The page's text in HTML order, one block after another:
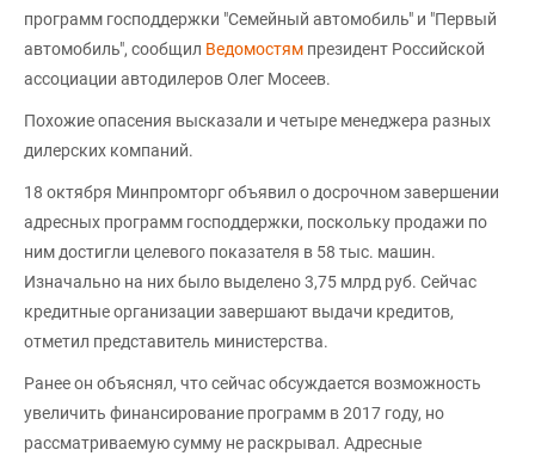
программ господдержки "Семейный автомобиль" и "Первый
автомобиль", сообщил Ведомостям президент Российской
ассоциации автодилеров Олег Мосеев.
Похожие опасения высказали и четыре менеджера разных
дилерских компаний.
18 октября Минпромторг объявил о досрочном завершении
адресных программ господдержки, поскольку продажи по
ним достигли целевого показателя в 58 тыс. машин.
Изначально на них было выделено 3,75 млрд руб. Сейчас
кредитные организации завершают выдачи кредитов,
отметил представитель министерства.
Ранее он объяснял, что сейчас обсуждается возможность
увеличить финансирование программ в 2017 году, но
рассматриваемую сумму не раскрывал. Адресные